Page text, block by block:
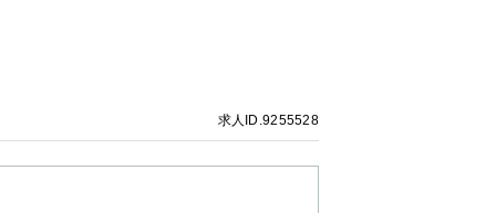
求人ID.9255528